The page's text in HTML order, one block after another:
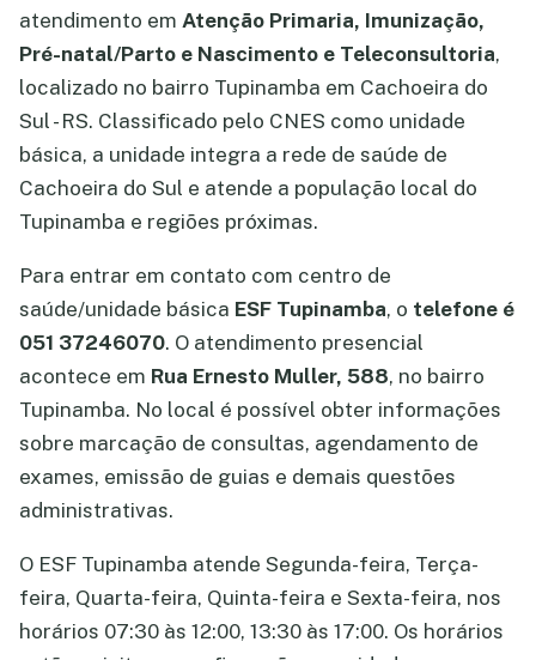
atendimento em Atenção Primaria, Imunização,
Pré-natal/Parto e Nascimento e Teleconsultoria,
localizado no bairro Tupinamba em Cachoeira do
Sul - RS. Classificado pelo CNES como unidade
básica, a unidade integra a rede de saúde de
Cachoeira do Sul e atende a população local do
Tupinamba e regiões próximas.
Para entrar em contato com centro de
saúde/unidade básica ESF Tupinamba, o telefone é
051 37246070. O atendimento presencial
acontece em Rua Ernesto Muller, 588, no bairro
Tupinamba. No local é possível obter informações
sobre marcação de consultas, agendamento de
exames, emissão de guias e demais questões
administrativas.
O ESF Tupinamba atende Segunda-feira, Terça-
feira, Quarta-feira, Quinta-feira e Sexta-feira, nos
horários 07:30 às 12:00, 13:30 às 17:00. Os horários